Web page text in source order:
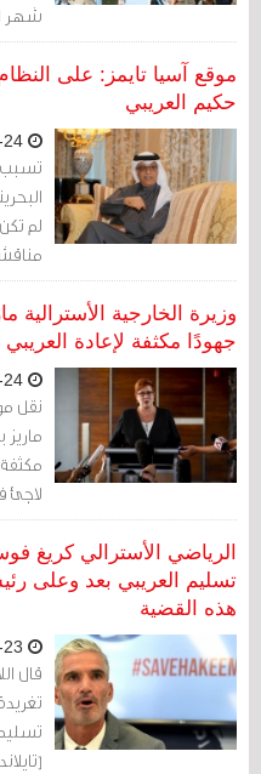
شهر
منح
موقع آسيا تايمز: على
حكيم العريبي
تسبب
لم
آل
وزيرة الخارجية الأسترالية
جهودًا مكثفة لإعادة العريبي
ماريز
لاجئ
الرياضي الأسترالي كريغ
تسليم العريبي بعد وعلى
هذه القضية
قال